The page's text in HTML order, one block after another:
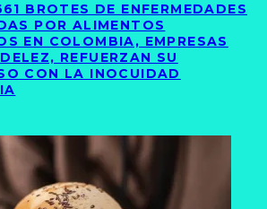
BROTES DE ENFERMEDADES
POR ALIMENTOS
EN COLOMBIA, EMPRESAS
REFUERZAN SU
CON LA INOCUIDAD